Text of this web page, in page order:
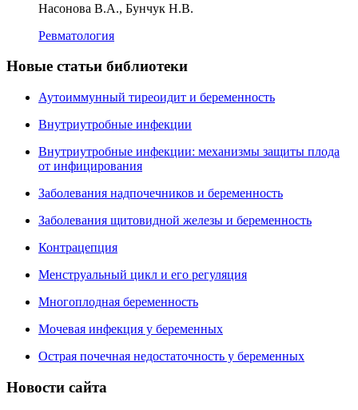
Насонова В.А., Бунчук Н.В.
Ревматология
Новые статьи библиотеки
Аутоиммунный тиреоидит и беременность
Внутриутробные инфекции
Внутриутробные инфекции: механизмы защиты плода
от инфицирования
Заболевания надпочечников и беременность
Заболевания щитовидной железы и беременность
Контрацепция
Менструальный цикл и его регуляция
Многоплодная беременность
Мочевая инфекция у беременных
Острая почечная недостаточность у беременных
Новости сайта